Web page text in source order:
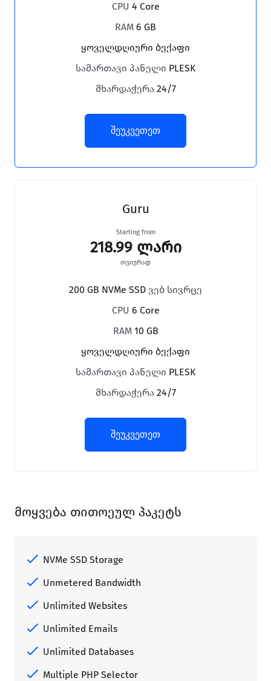
CPU 4 Core
RAM 6 GB
ყოველდღიური ბექაფი
სამართავი პანელი PLESK
მხარდაჭერა 24/7
შეუკვეთეთ
Guru
Starting from
218.99 ლარი
თვიურად
200 GB NVMe SSD ვებ სივრცე
CPU 6 Core
RAM10 GB
ყოველდღიური ბექაფი
სამართავი პანელი PLESK
მხარდაჭერა 24/7
შეუკვეთეთ
მოყვება თითოეულ პაკეტს
NVMe SSD Storage
Unmetered Bandwidth
Unlimited Websites
Unlimited Emails
Unlimited Databases
Multiple PHP Selector